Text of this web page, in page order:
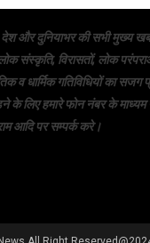
और दुनियाभर की सभी मुख्य
संस्कृति, विरासतों, लोक
व धार्मिक गतिविधियों का सजग
के लिए हमारे फोन नंबर के
आदि पर सम्पर्क करे।